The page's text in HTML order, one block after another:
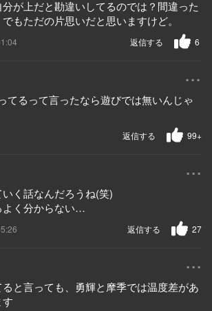
が上だと勘違いしてるのでは？間違った
もただの片思いだと思いますけど。
6
返信する
...
てるって言ったなら遊びでは無いんじゃ
99+
返信する
...
く話なんだろうね(笑)
よく分からない…
27
返信する
...
と言っても、勇輝と摩季では温度差があ